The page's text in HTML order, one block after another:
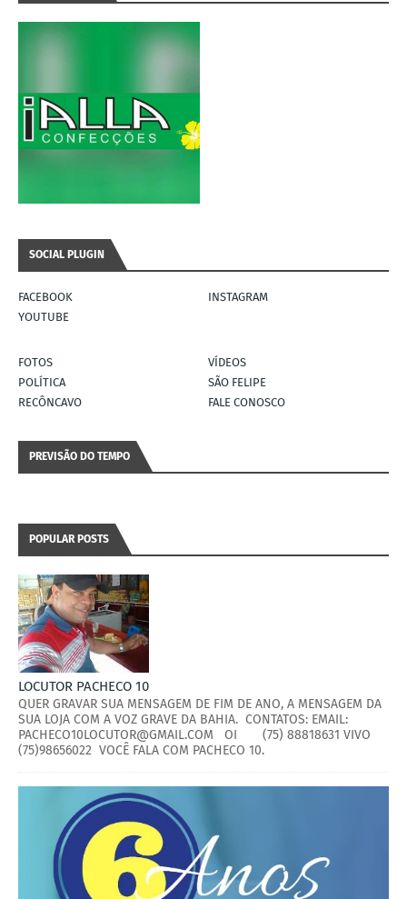
SOCIAL PLUGIN
FACEBOOK
INSTAGRAM
YOUTUBE
FOTOS
VÍDEOS
POLÍTICA
SÃO FELIPE
RECÔNCAVO
FALE CONOSCO
PREVISÃO DO TEMPO
POPULAR POSTS
LOCUTOR PACHECO 10
QUER GRAVAR SUA MENSAGEM DE FIM DE ANO, A MENSAGEM DA
SUA LOJA COM A VOZ GRAVE DA BAHIA. CONTATOS: EMAIL:
PACHECO10LOCUTOR@GMAIL.COM OI (75) 88818631 VIVO
(75)98656022 VOCÊ FALA COM PACHECO 10.